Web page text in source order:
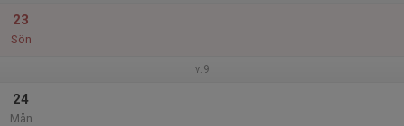
23
Sön
v.9
24
Mån